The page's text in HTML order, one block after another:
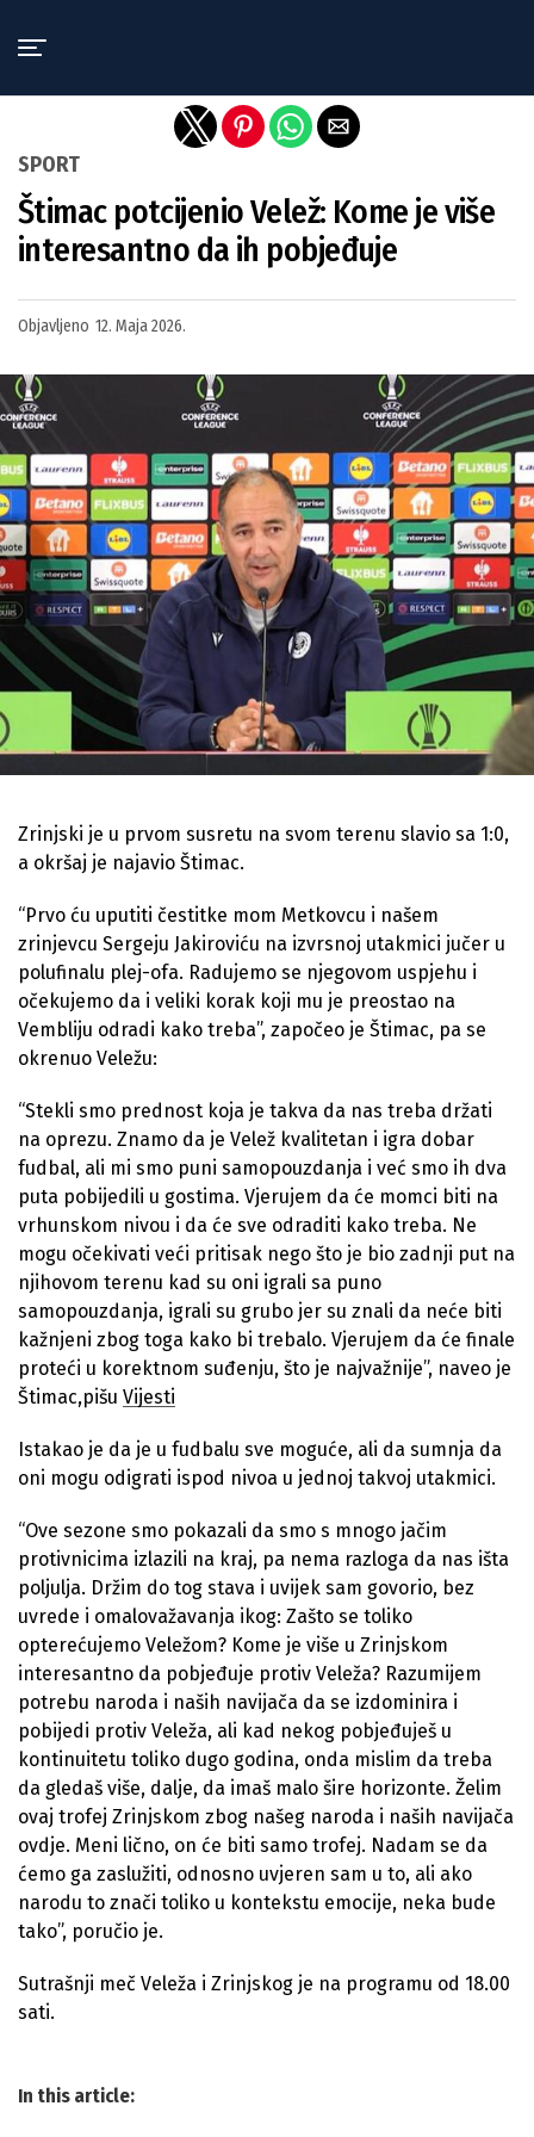
SPORT
Štimac potcijenio Velež: Kome je više
interesantno da ih pobjeđuje
Objavljeno 12. Maja 2026.
Zrinjski je u prvom susretu na svom terenu slavio sa 1:0,
a okršaj je najavio Štimac.
“Prvo ću uputiti čestitke mom Metkovcu i našem
zrinjevcu Sergeju Jakiroviću na izvrsnoj utakmici jučer u
polufinalu plej-ofa. Radujemo se njegovom uspjehu i
očekujemo da i veliki korak koji mu je preostao na
Vembliju odradi kako treba”, započeo je Štimac, pa se
okrenuo Veležu:
“Stekli smo prednost koja je takva da nas treba držati
na oprezu. Znamo da je Velež kvalitetan i igra dobar
fudbal, ali mi smo puni samopouzdanja i već smo ih dva
puta pobijedili u gostima. Vjerujem da će momci biti na
vrhunskom nivou i da će sve odraditi kako treba. Ne
mogu očekivati veći pritisak nego što je bio zadnji put na
njihovom terenu kad su oni igrali sa puno
samopouzdanja, igrali su grubo jer su znali da neće biti
kažnjeni zbog toga kako bi trebalo. Vjerujem da će finale
proteći u korektnom suđenju, što je najvažnije”, naveo je
Štimac,pišu Vijesti
Istakao je da je u fudbalu sve moguće, ali da sumnja da
oni mogu odigrati ispod nivoa u jednoj takvoj utakmici.
“Ove sezone smo pokazali da smo s mnogo jačim
protivnicima izlazili na kraj, pa nema razloga da nas išta
poljulja. Držim do tog stava i uvijek sam govorio, bez
uvrede i omalovažavanja ikog: Zašto se toliko
opterećujemo Veležom? Kome je više u Zrinjskom
interesantno da pobjeđuje protiv Veleža? Razumijem
potrebu naroda i naših navijača da se izdominira i
pobijedi protiv Veleža, ali kad nekog pobjeđuješ u
kontinuitetu toliko dugo godina, onda mislim da treba
da gledaš više, dalje, da imaš malo šire horizonte. Želim
ovaj trofej Zrinjskom zbog našeg naroda i naših navijača
ovdje. Meni lično, on će biti samo trofej. Nadam se da
ćemo ga zaslužiti, odnosno uvjeren sam u to, ali ako
narodu to znači toliko u kontekstu emocije, neka bude
tako”, poručio je.
Sutrašnji meč Veleža i Zrinjskog je na programu od 18.00
sati.
In this article: